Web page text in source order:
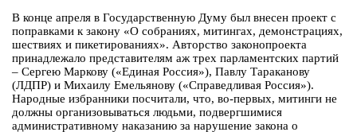
В конце апреля в Государственную Думу был внесен проект с
поправками к закону «О собраниях, митингах, демонстрациях,
шествиях и пикетированиях». Авторство законопроекта
принадлежало представителям аж трех парламентских партий
– Сергею Маркову («Единая Россия»), Павлу Тараканову
(ЛДПР) и Михаилу Емельянову («Справедливая Россия»).
Народные избранники посчитали, что, во-первых, митинги не
должны организовываться людьми, подвергшимися
административному наказанию за нарушение закона о